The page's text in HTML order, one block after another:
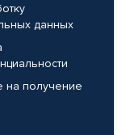
данных
на получение